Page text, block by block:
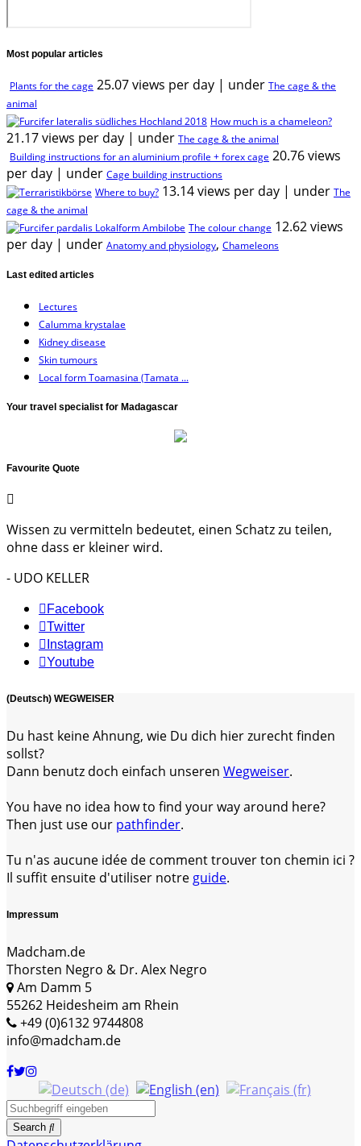
Most popular articles
Plants for the cage 25.07 views per day | under The cage & the
animal
How much is a chameleon?
21.17 views per day | under The cage & the animal
Building instructions for an aluminium profile + forex cage 20.76 views
per day | under Cage building instructions
Where to buy? 13.14 views per day | under The
cage & the animal
The colour change 12.62 views
per day | under Anatomy and physiology, Chameleons
Last edited articles
Lectures
Calumma krystalae
Kidney disease
Skin tumours
Local form Toamasina (Tamata ...
Your travel specialist for Madagascar
Favourite Quote
Wissen zu vermitteln bedeutet, einen Schatz zu teilen,
ohne dass er kleiner wird.
- UDO KELLER
Facebook
Twitter
Instagram
Youtube
(Deutsch) WEGWEISER
Du hast keine Ahnung, wie Du dich hier zurecht finden
sollst?
Dann benutz doch einfach unseren Wegweiser.
You have no idea how to find your way around here?
Then just use our pathfinder.
Tu n'as aucune idée de comment trouver ton chemin ici ?
Il suffit ensuite d'utiliser notre guide.
Impressum
Madcham.de
Thorsten Negro & Dr. Alex Negro
Am Damm 5
55262 Heidesheim am Rhein
+49 (0)6132 9744808
info@madcham.de
Search